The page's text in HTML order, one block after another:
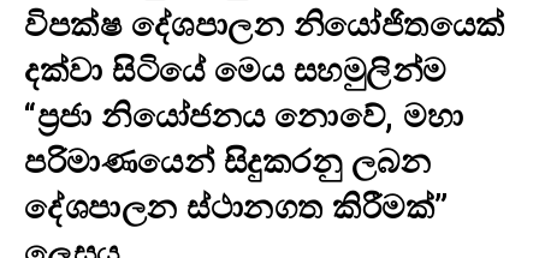
විපක්ෂ දේශපාලන නියෝජිතයෙක්
දක්වා සිටියේ මෙය සහමුලින්ම
“ප්‍රජා නියෝජනය නොවේ, මහා
පරිමාණයෙන් සිදුකරනු ලබන
දේශපාලන ස්ථානගත කිරීමක්”